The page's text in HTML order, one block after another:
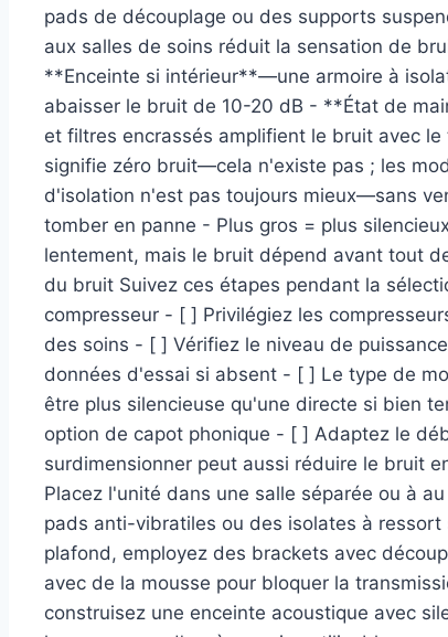
pads de découplage ou des supports
aux salles de soins réduit la sensation de
**Enceinte si intérieur**—une armoire à
abaisser le bruit de 10-20 dB - **État de
et filtres encrassés amplifient le bruit avec
signifie zéro bruit—cela n'existe pas ; les
d'isolation n'est pas toujours mieux—sans
tomber en panne - Plus gros = plus
lentement, mais le bruit dépend avant tout
du bruit Suivez ces étapes pendant la
compresseur - [ ] Privilégiez les
des soins - [ ] Vérifiez le niveau de
données d'essai si absent - [ ] Le type de
être plus silencieuse qu'une directe si bien
option de capot phonique - [ ] Adaptez le
surdimensionner peut aussi réduire le bruit
Placez l'unité dans une salle séparée ou à
pads anti-vibratiles ou des isolates à
plafond, employez des brackets avec
avec de la mousse pour bloquer la
construisez une enceinte acoustique avec